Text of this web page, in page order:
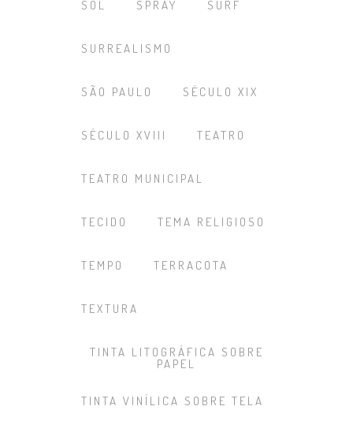
SOL SPRAY SURF
SURREALISMO
SÃO PAULO SÉCULO XIX
SÉCULO XVIII TEATRO
TEATRO MUNICIPAL
TECIDO TEMA RELIGIOSO
TEMPO TERRACOTA
TEXTURA
TINTA LITOGRÁFICA SOBRE
PAPEL
TINTA VINÍLICA SOBRE TELA